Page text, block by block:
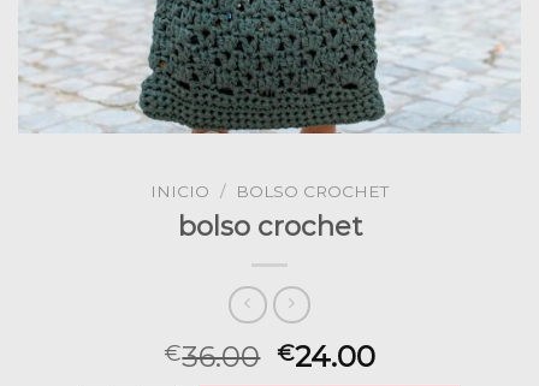
INICIO / BOLSO CROCHET
bolso crochet
€36.00 €24.00